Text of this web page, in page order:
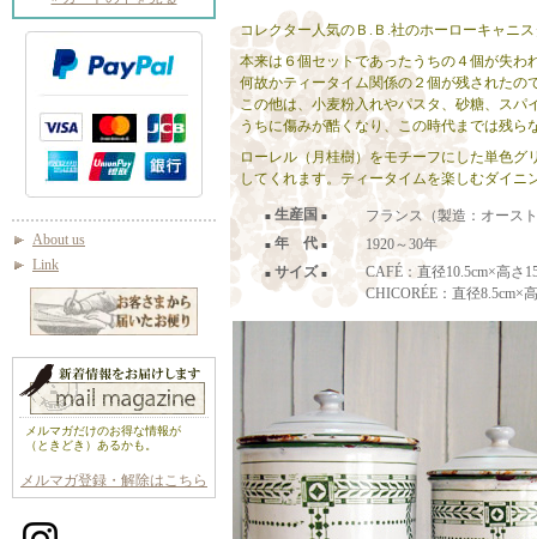
About us
Link
メルマガだけのお得な情報が
（ときどき）あるかも。
メルマガ登録・解除はこちら
コレクター人気のＢ.Ｂ.社のホーローキャニ
本来は６個セットであったうちの４個が失わ
何故かティータイム関係の２個が残されたの
この他は、小麦粉入れやパスタ、砂糖、ス
うちに傷みが酷くなり、この時代までは残ら
ローレル（月桂樹）をモチーフにした単色
してくれます。ティータイムを楽しむダイニ
■ 生産国 ■ フランス（製造：オース
■ 年 代 ■ 1920～30年
■ サイズ ■
CAFÉ：直径10.5cm×高さ
CHICORÉE：直径8.5cm×